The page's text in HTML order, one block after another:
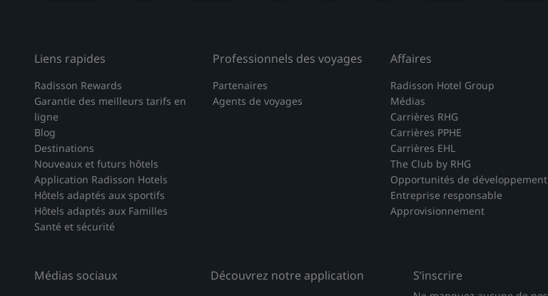
Liens rapides
Radisson Rewards
Garantie des meilleurs tarifs en
ligne
Blog
Destinations
Nouveaux et futurs hôtels
Application Radisson Hotels
Hôtels adaptés aux sportifs
Hôtels adaptés aux Familles
Santé et sécurité
Professionnels des voyages
Partenaires
Agents de voyages
Affaires
Radisson Hotel Group
Médias
Carrières RHG
Carrières PPHE
Carrières EHL
The Club by RHG
Opportunités de développement
Entreprise responsable
Approvisionnement
Médias sociaux Découvrez notre application S’inscrire